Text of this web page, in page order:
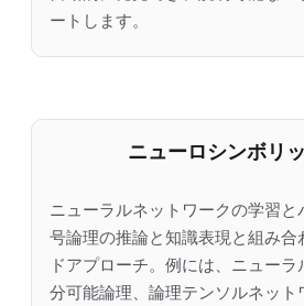
ートします。
ニューロシンボリ
ニューラルネットワークの学習
号論理の推論と知識表現と組み合
ドアプローチ。例には、ニュー
分可能論理、論理テンソルネット